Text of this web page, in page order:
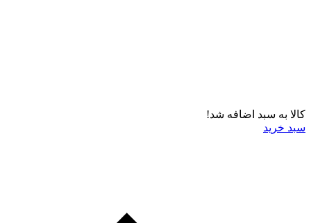
کالا به سبد اضافه شد!
سبد خرید